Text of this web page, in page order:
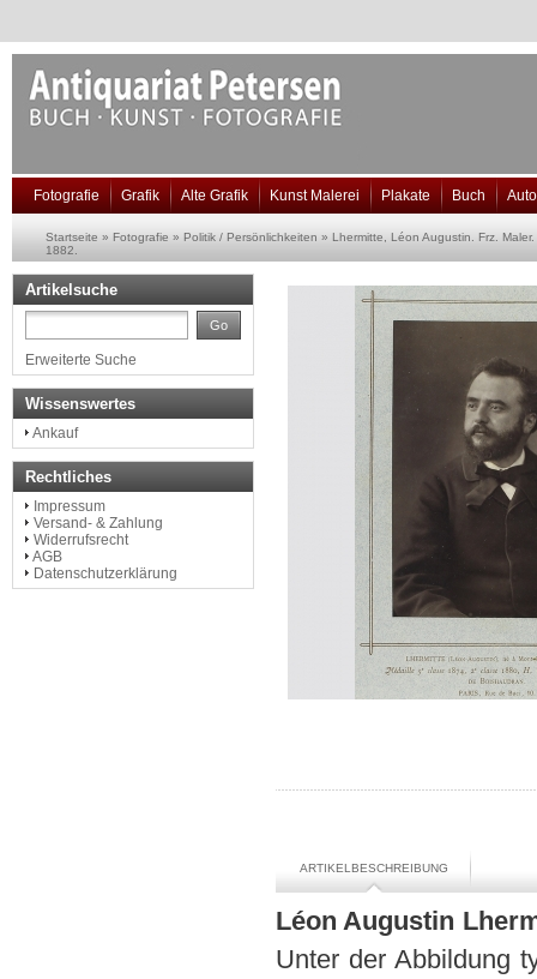
Fotografie Grafik Alte Grafik Kunst Malerei Plakate Buch
Startseite » Fotografie » Politik / Persönlichkeiten » Lhermitte, Léon Augustin. Frz.
1882.
ARTIKELBESCHREIBUNG
Léon Augustin
Unter der Abbildung
Artikelsuche
Go
Erweiterte Suche
Wissenswertes
Ankauf
Rechtliches
Impressum
Versand- & Zahlung
Widerrufsrecht
AGB
Datenschutzerklärung